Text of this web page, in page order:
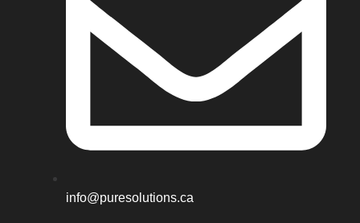
info@puresolutions.ca